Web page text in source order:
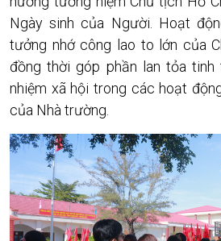
Ngày sinh của Người. Hoạt
tưởng nhớ công lao to lớn của
đồng thời góp phần lan tỏa tinh
nhiệm xã hội trong các hoạt
của Nhà trường.